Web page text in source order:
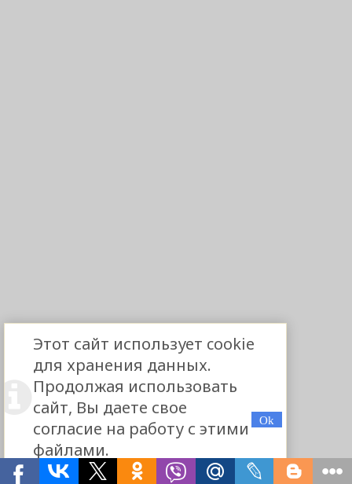
Этот сайт использует cookie
для хранения данных.
Продолжая использовать
сайт, Вы даете свое
согласие на работу с этими
файлами.